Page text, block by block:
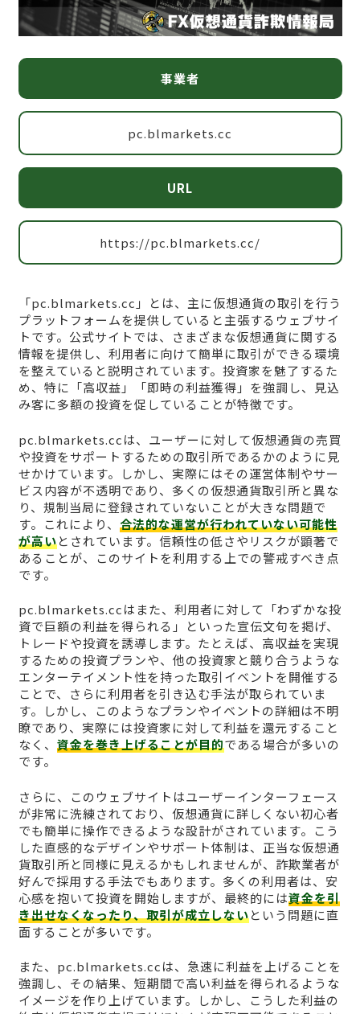
事業者
pc.blmarkets.cc
URL
https://pc.blmarkets.cc/
「pc.blmarkets.cc」とは、主に仮想通貨の取引を行う
プラットフォームを提供していると主張するウェブサイ
トです。公式サイトでは、さまざまな仮想通貨に関する
情報を提供し、利用者に向けて簡単に取引ができる環境
を整えていると説明されています。投資家を魅了するた
め、特に「高収益」「即時の利益獲得」を強調し、見込
み客に多額の投資を促していることが特徴です。
pc.blmarkets.ccは、ユーザーに対して仮想通貨の売買
や投資をサポートするための取引所であるかのように見
せかけています。しかし、実際にはその運営体制やサー
ビス内容が不透明であり、多くの仮想通貨取引所と異な
り、規制当局に登録されていないことが大きな問題で
す。これにより、 合法的な運営が行われていない可能性
が高いとされています。信頼性の低さやリスクが顕著で
あることが、このサイトを利用する上での警戒すべき点
です。
pc.blmarkets.ccはまた、利用者に対して「わずかな投
資で巨額の利益を得られる」といった宣伝文句を掲げ、
トレードや投資を誘導します。たとえば、高収益を実現
するための投資プランや、他の投資家と競り合うような
エンターテイメント性を持った取引イベントを開催する
ことで、さらに利用者を引き込む手法が取られていま
す。しかし、このようなプランやイベントの詳細は不明
瞭であり、実際には投資家に対して利益を還元すること
なく、 資金を巻き上げることが目的である場合が多いの
です。
さらに、このウェブサイトはユーザーインターフェース
が非常に洗練されており、仮想通貨に詳しくない初心者
でも簡単に操作できるような設計がされています。こう
した直感的なデザインやサポート体制は、正当な仮想通
貨取引所と同様に見えるかもしれませんが、詐欺業者が
好んで採用する手法でもあります。多くの利用者は、安
心感を抱いて投資を開始しますが、最終的には資金を引
き出せなくなったり、取引が成立しないという問題に直
面することが多いです。
また、pc.blmarkets.ccは、急速に利益を上げることを
強調し、その結果、短期間で高い利益を得られるような
イメージを作り上げています。しかし、こうした利益の